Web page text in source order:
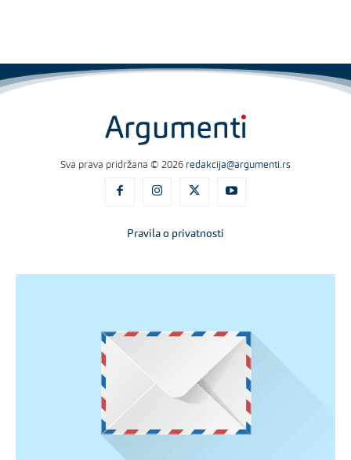
Sva prava pridržana © 2026 redakcija@argumenti.rs
Pravila o privatnosti